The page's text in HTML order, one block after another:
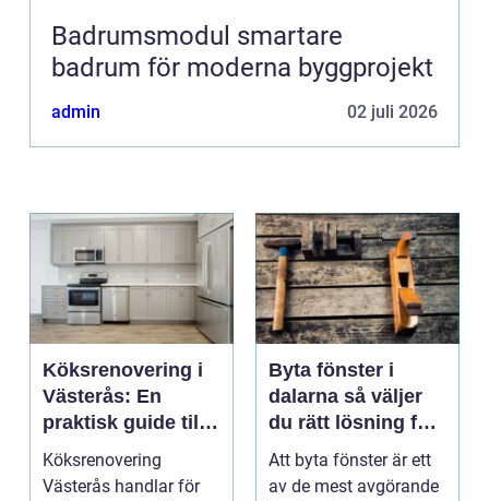
Badrumsmodul smartare
badrum för moderna byggprojekt
admin 02 juli 2026
Köksrenovering i
Västerås: En
praktisk guide till
ett lyckat projekt
Köksrenovering
Västerås handlar för
Byta fönster i
dalarna så väljer
du rätt lösning för
hus och klimat
Att byta fönster är ett
av de mest avgörande